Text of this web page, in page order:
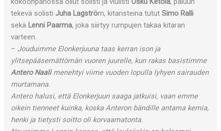
tekevä solisti Juha Lagström, kitaristeina tututSimo Ralli
sekä Lenni Paarma, joka siirtyy rumpujen takaa kitaran
varteen.
– Jouduimme Elonkerjuuna taas kerran ison ja
ylitsepääsemättömän vuoren juurelle, kun rakas basistimme
Antero Naalimenehtyi viime vuoden lopulla lyhyen sairauden
murtamana.
Antero halusi, että Elonkerjuun saaga jatkuisi, vaan emme
oikein tienneet kuinka, koska Anteron bändille antama kemia,
henki ja tietysti soitto oli korvaamatonta.